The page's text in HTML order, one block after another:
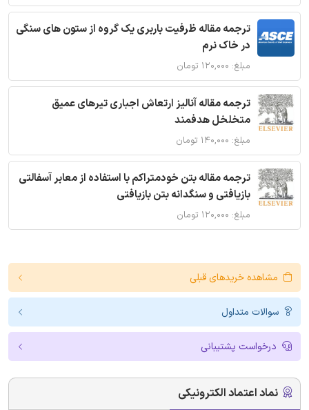
ترجمه مقاله ظرفیت باربری یک گروه از ستون های سنگی
در خاک نرم
مبلغ: ۱۲۰,۰۰۰ تومان
ترجمه مقاله آنالیز ارتعاش اجباری تیرهای عمیق
متخلخل هدفمند
مبلغ: ۱۴۰,۰۰۰ تومان
ترجمه مقاله بتن خودمتراکم با استفاده از معابر آسفالتی
بازیافتی و سنگدانه بتن بازیافتی
مبلغ: ۱۲۰,۰۰۰ تومان
مشاهده خریدهای قبلی
سوالات متداول
درخواست پشتیبانی
نماد اعتماد الکترونیکی